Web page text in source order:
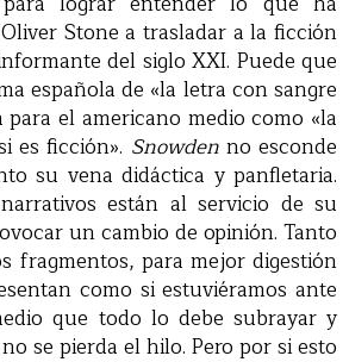
Stone a trasladar a la ficción
del siglo XXI. Puede que
española de «la letra con sangre
el americano medio como «la
es ficción». Snowdenno esconde
su vena didáctica y panfletaria.
están al servicio de su
un cambio de opinión. Tanto
fragmentos, para mejor digestión
como si estuviéramos ante
que todo lo debe subrayar y
se pierda el hilo. Pero por si esto